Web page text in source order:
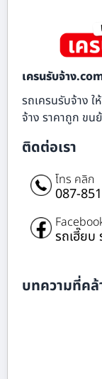
เครนรับจ้าง
รถเครนรับจ้าง ใ
จ้าง ราคาถูก ขน
ติดต่อเรา
โทร คลิก
087-
รถเฮี๊ยบ
บทความที่ค